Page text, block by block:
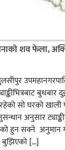
जनाको शव फेला,
सो घरको खाली
अनुसार
हुन सक्ने अनुमान
[…]